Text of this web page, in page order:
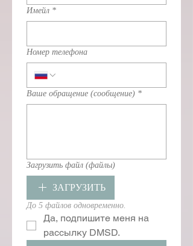
Имейл *
Номер телефона
Ваше обращение (сообщение) *
Загрузить файл (файлы)
ЗАГРУЗИТЬ
До 5 файлов одновременно.
Да, подпишите меня на
рассылку DMSD.